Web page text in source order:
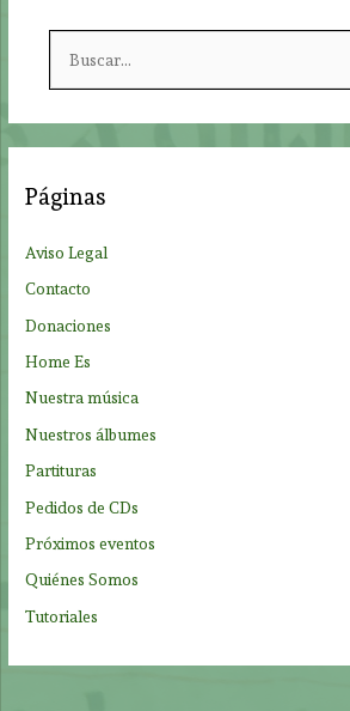
c
r
:
Páginas
Aviso Legal
Contacto
Donaciones
Home Es
Nuestra música
Nuestros álbumes
Partituras
Pedidos de CDs
Próximos eventos
Quiénes Somos
Tutoriales